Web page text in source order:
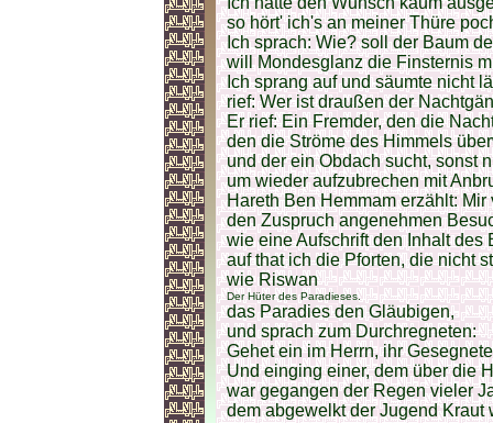
so hört' ich's an meiner Thüre
Ich sprach: Wie? soll der Baum
will Mondesglanz die Finsternis
Ich sprang auf und säumte nicht
rief: Wer ist draußen der
Er rief: Ein Fremder, den die
den die Ströme des Himmels
und der ein Obdach sucht, sonst
um wieder aufzubrechen mit
Hareth Ben Hemmam erzählt:
den Zuspruch angenehmen
wie eine Aufschrift den Inhalt des
auf that ich die Pforten, die nicht
wie Riswan
Der Hüter des Paradieses.
das Paradies den Gläubigen,
und sprach zum Durchregneten:
Gehet ein im Herrn, ihr
Und einging einer, dem über die
war gegangen der Regen vieler
dem abgewelkt der Jugend Kraut